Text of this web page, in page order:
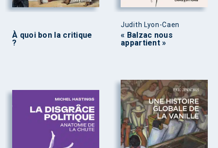
À quoi bon la critique
?
Judith Lyon-Caen
« Balzac nous
appartient »